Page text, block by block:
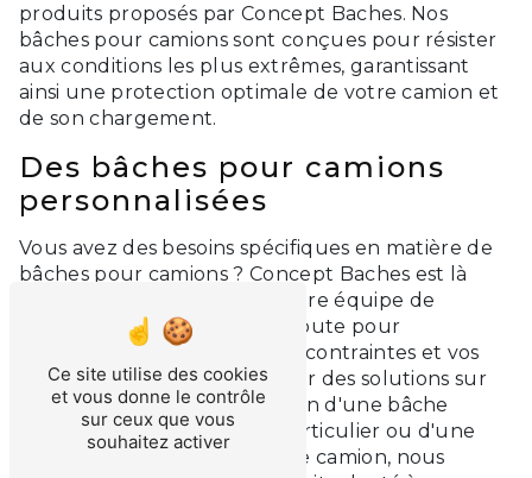
produits proposés par Concept Baches. Nos
bâches pour camions sont conçues pour résister
aux conditions les plus extrêmes, garantissant
ainsi une protection optimale de votre camion et
de son chargement.
Des bâches pour camions
personnalisées
Vous avez des besoins spécifiques en matière de
bâches pour camions ? Concept Baches est là
pour vous accompagner. Notre équipe de
professionnels est à votre écoute pour
comprendre vos besoins, vos contraintes et vos
préférences, et vous proposer des solutions sur
mesure. Que vous ayez besoin d'une bâche
spécifique pour un usage particulier ou d'une
bâche sur mesure pour votre camion, nous
Ce site utilise des cookies
et vous donne le contrôle
sur ceux que vous
souhaitez activer